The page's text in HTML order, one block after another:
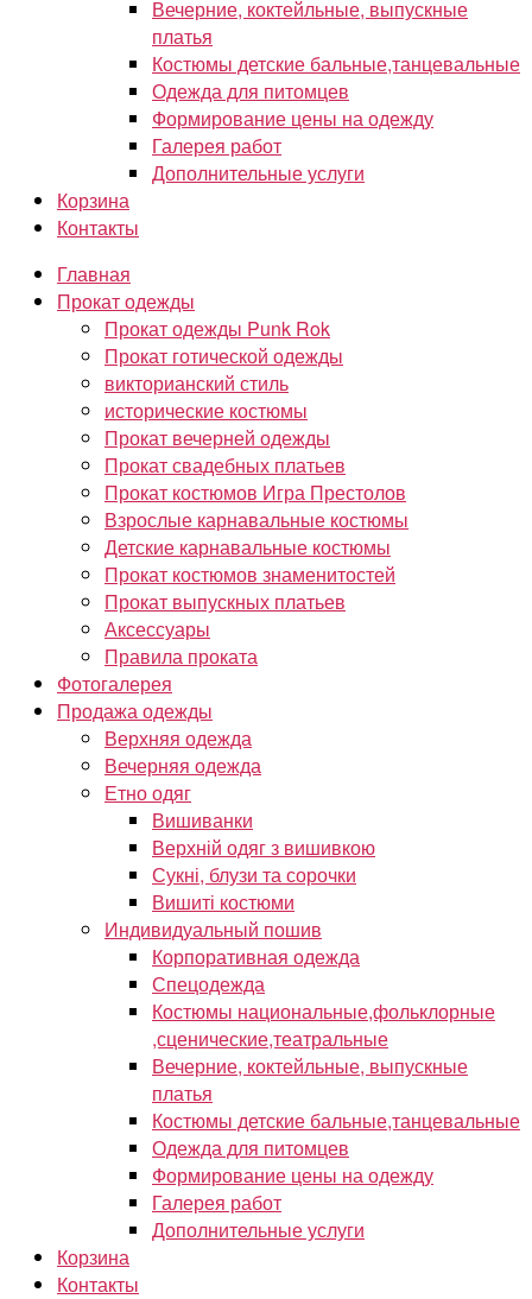
Вечерние, коктейльные, выпускные
платья
Костюмы детские бальные,танцевальные
Одежда для питомцев
Формирование цены на одежду
Галерея работ
Дополнительные услуги
Корзина
Контакты
Главная
Прокат одежды
Прокат одежды Punk Rok
Прокат готической одежды
викторианский стиль
исторические костюмы
Прокат вечерней одежды
Прокат свадебных платьев
Прокат костюмов Игра Престолов
Взрослые карнавальные костюмы
Детские карнавальные костюмы
Прокат костюмов знаменитостей
Прокат выпускных платьев
Аксессуары
Правила проката
Фотогалерея
Продажа одежды
Верхняя одежда
Вечерняя одежда
Етно одяг
Вишиванки
Верхній одяг з вишивкою
Сукні, блузи та сорочки
Вишиті костюми
Индивидуальный пошив
Корпоративная одежда
Спецодежда
Костюмы национальные,фольклорные
,сценические,театральные
Вечерние, коктейльные, выпускные
платья
Костюмы детские бальные,танцевальные
Одежда для питомцев
Формирование цены на одежду
Галерея работ
Дополнительные услуги
Корзина
Контакты